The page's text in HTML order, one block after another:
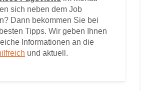
sich neben dem Job
Dann bekommen Sie bei
Tipps. Wir geben Ihnen
Informationen an die
und aktuell.